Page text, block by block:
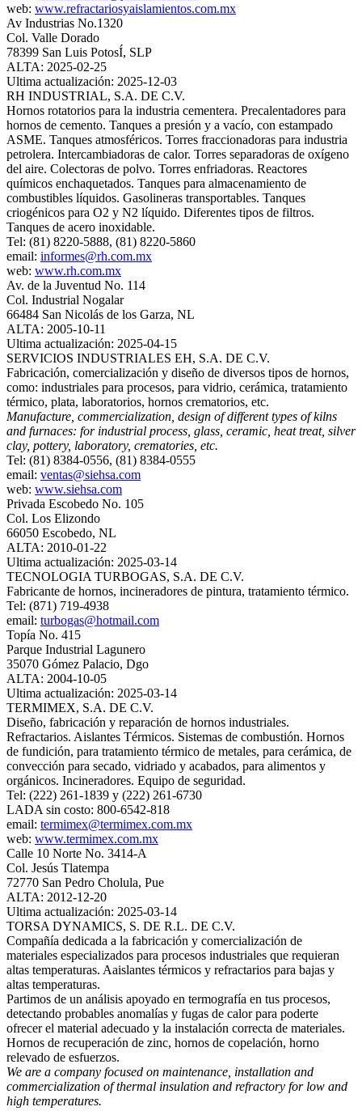
web: www.refractariosyaislamientos.com.mx
Av Industrias No.1320
Col. Valle Dorado
78399 San Luis PotosÍ, SLP
ALTA: 2025-02-25
Ultima actualización: 2025-12-03
RH INDUSTRIAL, S.A. DE C.V.
Hornos rotatorios para la industria cementera. Precalentadores para
hornos de cemento. Tanques a presión y a vacío, con estampado
ASME. Tanques atmosféricos. Torres fraccionadoras para industria
petrolera. Intercambiadoras de calor. Torres separadoras de oxígeno
del aire. Colectoras de polvo. Torres enfriadoras. Reactores
químicos enchaquetados. Tanques para almacenamiento de
combustibles líquidos. Gasolineras transportables. Tanques
criogénicos para O2 y N2 líquido. Diferentes tipos de filtros.
Tanques de acero inoxidable.
Tel: (81) 8220-5888, (81) 8220-5860
email: informes@rh.com.mx
web: www.rh.com.mx
Av. de la Juventud No. 114
Col. Industrial Nogalar
66484 San Nicolás de los Garza, NL
ALTA: 2005-10-11
Ultima actualización: 2025-04-15
SERVICIOS INDUSTRIALES EH, S.A. DE C.V.
Fabricación, comercialización y diseño de diversos tipos de hornos,
como: industriales para procesos, para vidrio, cerámica, tratamiento
térmico, plata, laboratorios, hornos crematorios, etc.
Manufacture, commercialization, design of different types of kilns
and furnaces: for industrial process, glass, ceramic, heat treat, silver
clay, pottery, laboratory, crematories, etc.
Tel: (81) 8384-0556, (81) 8384-0555
email: ventas@siehsa.com
web: www.siehsa.com
Privada Escobedo No. 105
Col. Los Elizondo
66050 Escobedo, NL
ALTA: 2010-01-22
Ultima actualización: 2025-03-14
TECNOLOGIA TURBOGAS, S.A. DE C.V.
Fabricante de hornos, incineradores de pintura, tratamiento térmico.
Tel: (871) 719-4938
email: turbogas@hotmail.com
Topía No. 415
Parque Industrial Lagunero
35070 Gómez Palacio, Dgo
ALTA: 2004-10-05
Ultima actualización: 2025-03-14
TERMIMEX, S.A. DE C.V.
Diseño, fabricación y reparación de hornos industriales.
Refractarios. Aislantes Térmicos. Sistemas de combustión. Hornos
de fundición, para tratamiento térmico de metales, para cerámica, de
convección para secado, vidriado y acabados, para alimentos y
orgánicos. Incineradores. Equipo de seguridad.
Tel: (222) 261-1839 y (222) 261-6730
LADA sin costo: 800-6542-818
email: termimex@termimex.com.mx
web: www.termimex.com.mx
Calle 10 Norte No. 3414-A
Col. Jesús Tlatempa
72770 San Pedro Cholula, Pue
ALTA: 2012-12-20
Ultima actualización: 2025-03-14
TORSA DYNAMICS, S. DE R.L. DE C.V.
Compañía dedicada a la fabricación y comercialización de
materiales especializados para procesos industriales que requieran
altas temperaturas. Aaislantes térmicos y refractarios para bajas y
altas temperaturas.
Partimos de un análisis apoyado en termografía en tus procesos,
detectando probables anomalías y fugas de calor para poderte
ofrecer el material adecuado y la instalación correcta de materiales.
Hornos de recuperación de zinc, hornos de copelación, horno
relevado de esfuerzos.
We are a company focused on maintenance, installation and
commercialization of thermal insulation and refractory for low and
high temperatures.